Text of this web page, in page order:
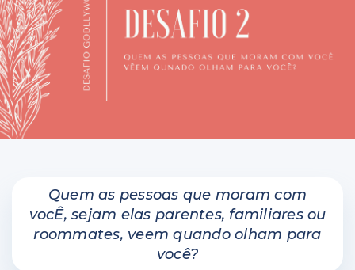
Colunas
Quem as pessoas que moram com
vocÊ, sejam elas parentes, familiares ou
roommates, veem quando olham para
você?